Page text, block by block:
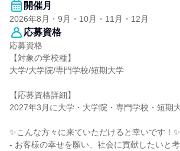
開催月
2026年8月・9月・10月・11月・12月
応募資格
応募資格
【対象の学校種】
大学/大学院/専門学校/短期大学
【応募資格詳細】
2027年3月に大学・大学院・専門学校・短期
✨こんな方々に来ていただけると幸いです！✨
- お客様の幸せを願い、社会に貢献したいと